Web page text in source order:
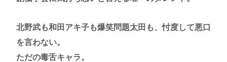
北野武も和田アキ子も爆笑問題太田も、忖度して悪口
を言わない。
ただの毒舌キャラ。